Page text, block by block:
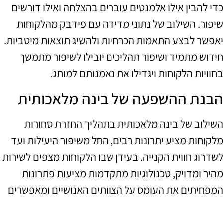
כדי להבין אילו אלמנטים עוברים בהצלחה ואילו דורשים
שיפור. השילוב של נתוני מדידה עם פידבק מהלקוחות
יאפשר לבצע התאמות הכרחיות ולהשיג תוצאות מיטביות.
חידוש מתמיד ושיפור תהליכים יובילו לשיפור מתמשך
בחוויות הלקוחות ויגדילו את נאמנותם למותג.
הבנת ההשפעה של בינה מלאכותית
השילוב של בינה מלאכותית בתהליך החזרת סחורות
מלקוחות מציע יתרונות רבים, החל משיפור היעילות ועד
לשדרוג חווית הקנייה. בעידן שבו הלקוחות מצפים לשירות
מהיר ומדויק, טכנולוגיות מתקדמות מציעות פתרונות
המפחיתים את העומס על הצוותים האנושיים ומאפשרים